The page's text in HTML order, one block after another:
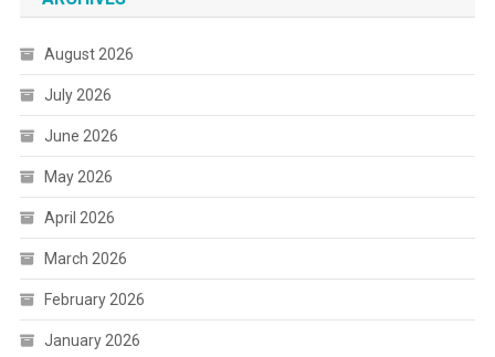
August 2026
July 2026
June 2026
May 2026
April 2026
March 2026
February 2026
January 2026